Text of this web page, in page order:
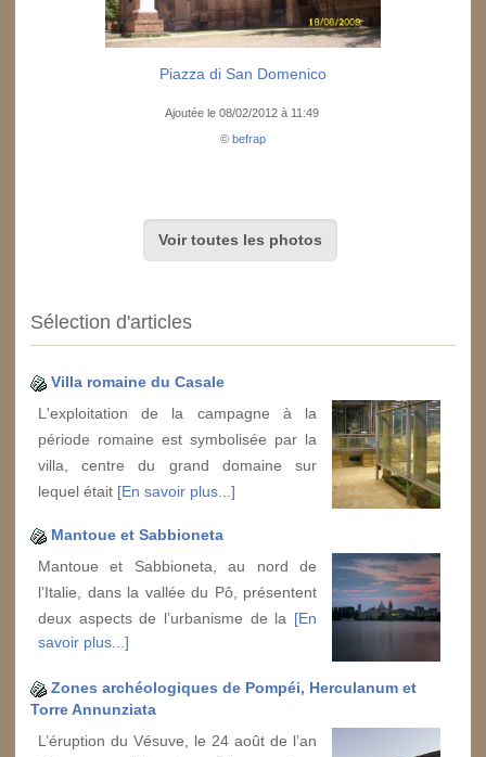
Piazza di San Domenico
Ajoutée le 08/02/2012 à 11:49
© befrap
Voir toutes les photos
Sélection d'articles
Villa romaine du Casale
L'exploitation de la campagne à la
période romaine est symbolisée par la
villa, centre du grand domaine sur
lequel était [En savoir plus...]
Mantoue et Sabbioneta
Mantoue et Sabbioneta, au nord de
l’Italie, dans la vallée du Pô, présentent
deux aspects de l’urbanisme de la [En
savoir plus...]
Zones archéologiques de Pompéi, Herculanum et
Torre Annunziata
L’éruption du Vésuve, le 24 août de l’an